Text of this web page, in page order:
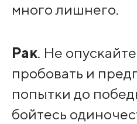
много лишнего.
Рак. Не
пробовать и
попытки до
бойтесь